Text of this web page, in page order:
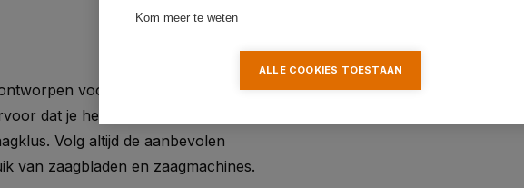
voor algemeen zaagwerk in
dat je het juiste zaagblad gebruikt voor
Volg altijd de aanbevolen
van zaagbladen en zaagmachines.
Kom meer te weten
ALLE COOKIES TOESTAAN